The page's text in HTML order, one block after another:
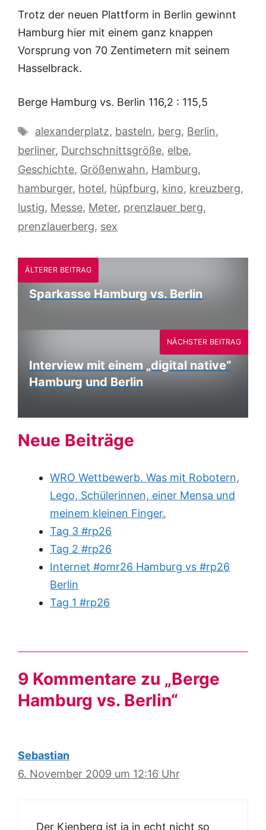
Trotz der neuen Plattform in Berlin gewinnt
Hamburg hier mit einem ganz knappen
Vorsprung von 70 Zentimetern mit seinem
Hasselbrack.
Berge Hamburg vs. Berlin 116,2 : 115,5
Schlagwörter
alexanderplatz, basteln, berg, Berlin,
berliner, Durchschnittsgröße, elbe,
Geschichte, Größenwahn, Hamburg,
hamburger, hotel, hüpfburg, kino, kreuzberg,
lustig, Messe, Meter, prenzlauer berg,
prenzlauerberg, sex
ÄLTERER BEITRAG
Sparkasse Hamburg vs. Berlin
Interview mit einem „digital native“
Hamburg und Berlin
NÄCHSTER BEITRAG
Neue Beiträge
WRO Wettbewerb. Was mit Robotern,
Lego, Schülerinnen, einer Mensa und
meinem kleinen Finger.
Tag 3 #rp26
Tag 2 #rp26
Internet #omr26 Hamburg vs #rp26
Berlin
Tag 1 #rp26
9 Kommentare zu „Berge
Hamburg vs. Berlin“
Sebastian
6. November 2009 um 12:16 Uhr
Der Kienberg ist ja in echt nicht so